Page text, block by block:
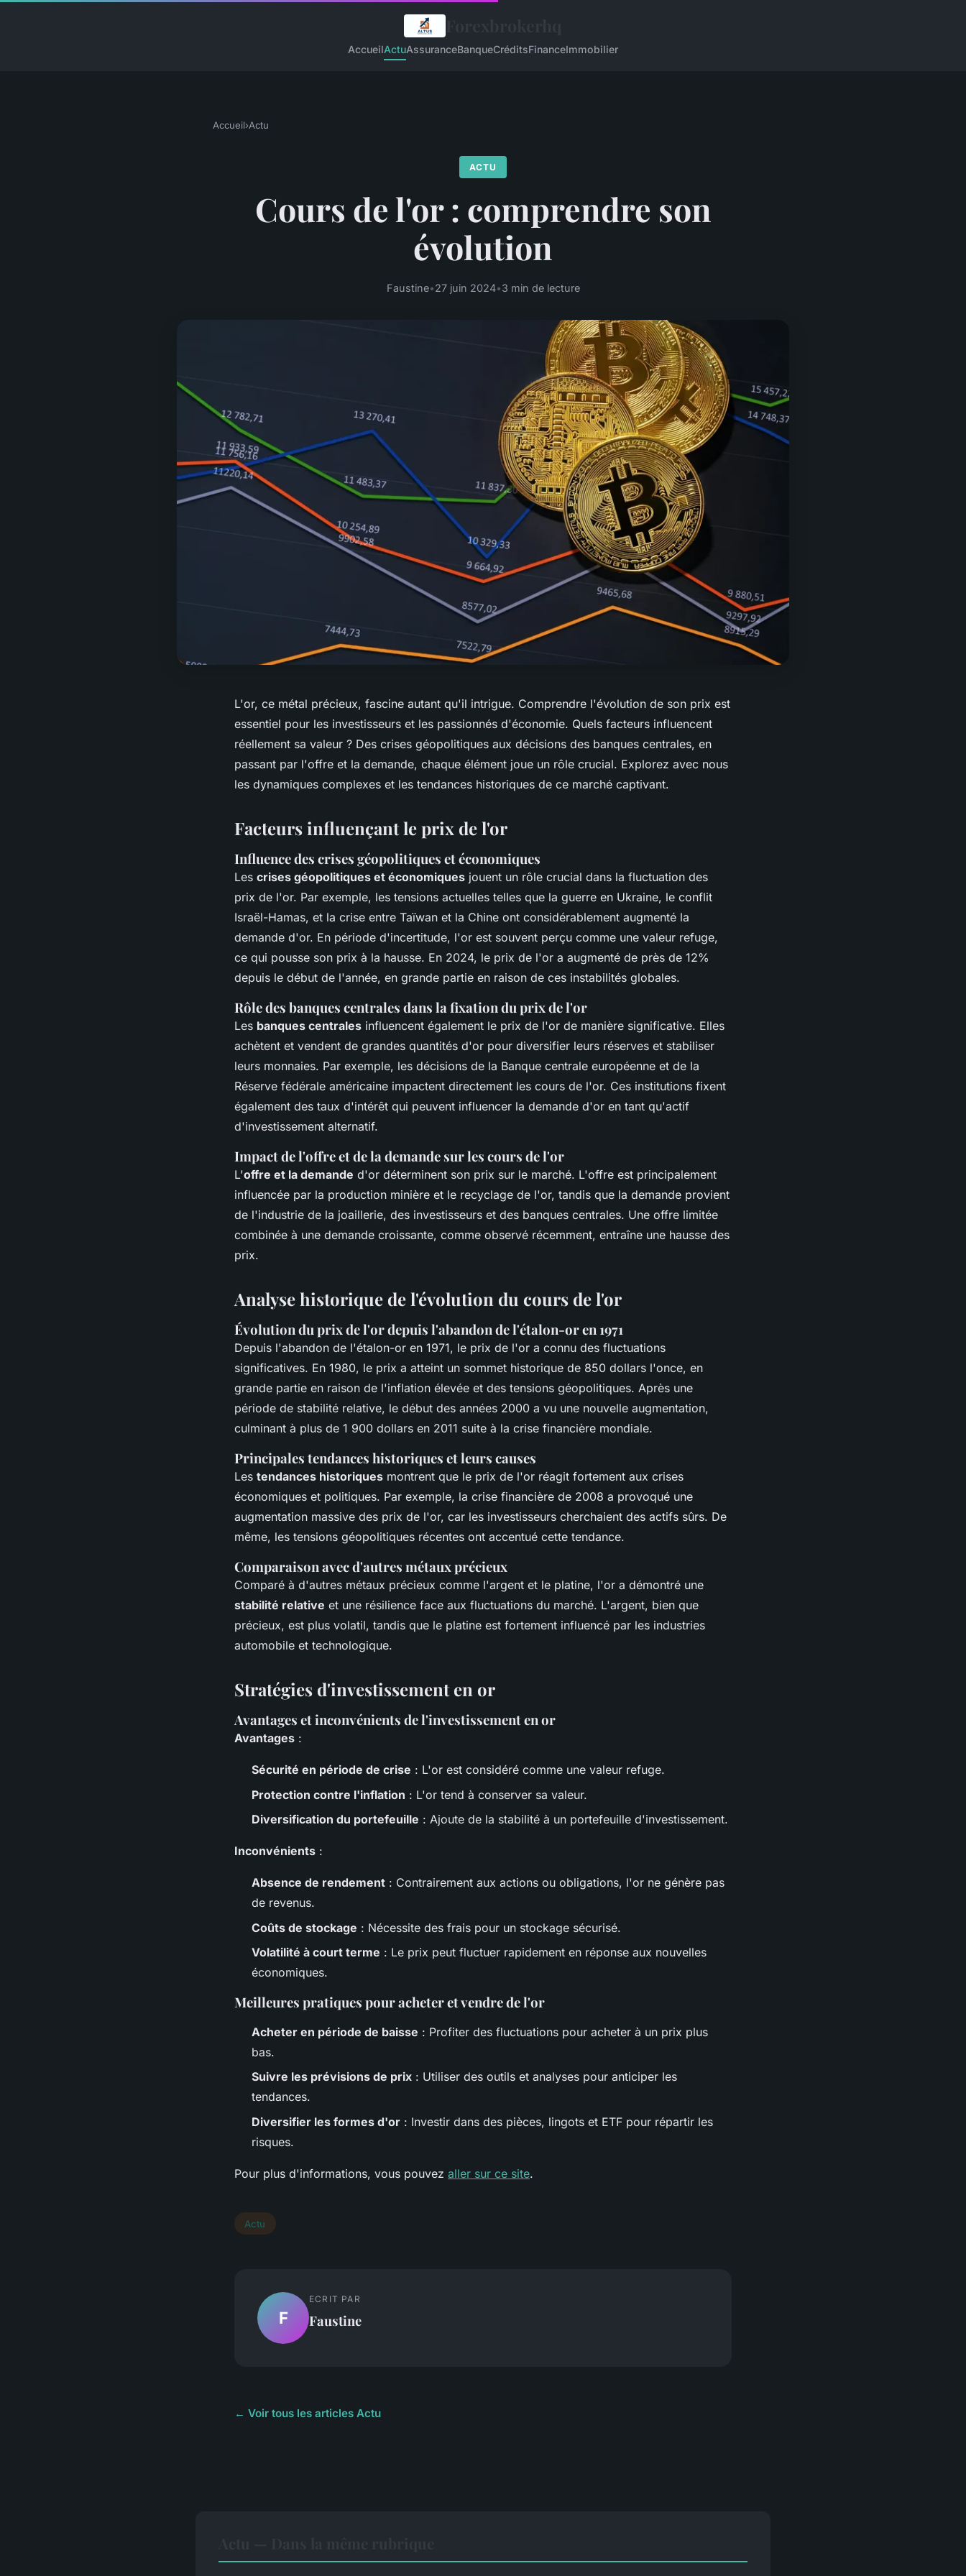
AccueilActuAssuranceBanqueCréditsFinanceImmobilier
Accueil›Actu
ACTU
Cours de l'or : comprendre son
évolution
Faustine•27 juin 2024•3 min de lecture
L'or, ce métal précieux, fascine autant qu'il intrigue. Comprendre l'évolution de son prix est
essentiel pour les investisseurs et les passionnés d'économie. Quels facteurs influencent
réellement sa valeur ? Des crises géopolitiques aux décisions des banques centrales, en
passant par l'offre et la demande, chaque élément joue un rôle crucial. Explorez avec nous
les dynamiques complexes et les tendances historiques de ce marché captivant.
Facteurs influençant le prix de l'or
Influence des crises géopolitiques et économiques
Les crises géopolitiques et économiques jouent un rôle crucial dans la fluctuation des
prix de l'or. Par exemple, les tensions actuelles telles que la guerre en Ukraine, le conflit
Israël-Hamas, et la crise entre Taïwan et la Chine ont considérablement augmenté la
demande d'or. En période d'incertitude, l'or est souvent perçu comme une valeur refuge,
ce qui pousse son prix à la hausse. En 2024, le prix de l'or a augmenté de près de 12%
depuis le début de l'année, en grande partie en raison de ces instabilités globales.
Rôle des banques centrales dans la fixation du prix de l'or
Les banques centrales influencent également le prix de l'or de manière significative. Elles
achètent et vendent de grandes quantités d'or pour diversifier leurs réserves et stabiliser
leurs monnaies. Par exemple, les décisions de la Banque centrale européenne et de la
Réserve fédérale américaine impactent directement les cours de l'or. Ces institutions fixent
également des taux d'intérêt qui peuvent influencer la demande d'or en tant qu'actif
d'investissement alternatif.
Impact de l'offre et de la demande sur les cours de l'or
L'offre et la demande d'or déterminent son prix sur le marché. L'offre est principalement
influencée par la production minière et le recyclage de l'or, tandis que la demande provient
de l'industrie de la joaillerie, des investisseurs et des banques centrales. Une offre limitée
combinée à une demande croissante, comme observé récemment, entraîne une hausse des
prix.
Analyse historique de l'évolution du cours de l'or
Évolution du prix de l'or depuis l'abandon de l'étalon-or en 1971
Depuis l'abandon de l'étalon-or en 1971, le prix de l'or a connu des fluctuations
significatives. En 1980, le prix a atteint un sommet historique de 850 dollars l'once, en
grande partie en raison de l'inflation élevée et des tensions géopolitiques. Après une
période de stabilité relative, le début des années 2000 a vu une nouvelle augmentation,
culminant à plus de 1 900 dollars en 2011 suite à la crise financière mondiale.
Principales tendances historiques et leurs causes
Les tendances historiques montrent que le prix de l'or réagit fortement aux crises
économiques et politiques. Par exemple, la crise financière de 2008 a provoqué une
augmentation massive des prix de l'or, car les investisseurs cherchaient des actifs sûrs. De
même, les tensions géopolitiques récentes ont accentué cette tendance.
Comparaison avec d'autres métaux précieux
Comparé à d'autres métaux précieux comme l'argent et le platine, l'or a démontré une
stabilité relative et une résilience face aux fluctuations du marché. L'argent, bien que
précieux, est plus volatil, tandis que le platine est fortement influencé par les industries
automobile et technologique.
Stratégies d'investissement en or
Avantages et inconvénients de l'investissement en or
Avantages :
Sécurité en période de crise : L'or est considéré comme une valeur refuge.
Protection contre l'inflation : L'or tend à conserver sa valeur.
Diversification du portefeuille : Ajoute de la stabilité à un portefeuille d'investissement.
Inconvénients :
Absence de rendement : Contrairement aux actions ou obligations, l'or ne génère pas
de revenus.
Coûts de stockage : Nécessite des frais pour un stockage sécurisé.
Volatilité à court terme : Le prix peut fluctuer rapidement en réponse aux nouvelles
économiques.
Meilleures pratiques pour acheter et vendre de l'or
Acheter en période de baisse : Profiter des fluctuations pour acheter à un prix plus
bas.
Suivre les prévisions de prix : Utiliser des outils et analyses pour anticiper les
tendances.
Diversifier les formes d'or : Investir dans des pièces, lingots et ETF pour répartir les
risques.
Pour plus d'informations, vous pouvez aller sur ce site.
Actu
F
ECRIT PAR
Faustine
← Voir tous les articles Actu